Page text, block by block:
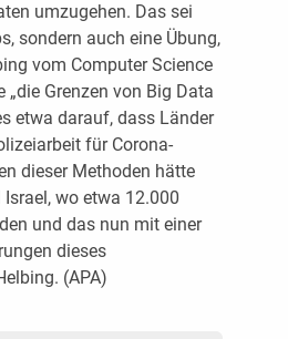
umzugehen. Das sei
sondern auch eine Übung,
vom Computer Science
Grenzen von Big Data
etwa darauf, dass Länder
für Corona-
dieser Methoden hätte
wo etwa 12.000
und das nun mit einer
dieses
(APA)